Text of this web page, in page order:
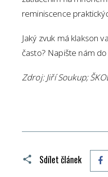
reminiscence
Jaký zvuk má klakson
často? Napište nám
Zdroj: Jiří Soukup;
Sdílet článek